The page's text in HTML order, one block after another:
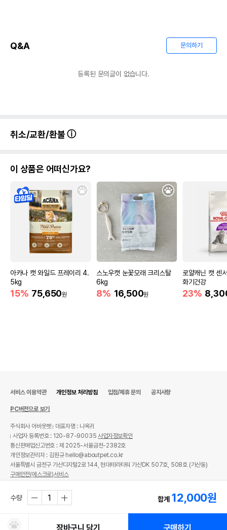
품명 및 모델명
법에 의한 인증,허가 등을
받았음을 확인할수 있는
경우 그에 대한 사항
상세이미지 참조
제조국 또는 원산지 국내산
제조자,수입품의 경우
수입자를 함께 표기
AS책임자와 전화번호
전화번호
어바웃펫//1644-9601
Q&A 문의하기
등록된 문의글이 없습니다.
취소/교환/환불
이 상품은 어떠신가요?
아카나 캣 와일드 프레이리 4.
5kg
15% 75,650원
스노우캣 눈꽃모래 크리스탈
6kg
8% 16,500원
로얄캐닌 캣 센
화기건강
23%
수량 합계 12,000원
장바구니 담기 구매하기
서비스 이용약관 개인정보 처리방침 입점/제휴 문의 공지사항
PC버전으로 보기
주식회사 어바웃펫
대표자명 : 나옥귀
사업자 등록번호 : 120-87-90035사업자정보확인
통신판매업신고번호 : 제 2025-서울금천-2382호
개인정보관리자 : 김원규 hello@aboutpet.co.kr
서울특별시 금천구 가산디지털2로 144, 현대테라타워 가산DK 507호, 508호 (가산동)
구매안전(에스크로)서비스